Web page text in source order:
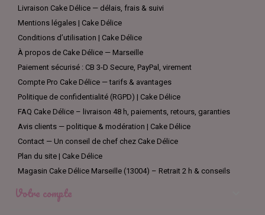
Livraison Cake Délice — délais, frais & suivi
Mentions légales | Cake Délice
Conditions d’utilisation | Cake Délice
À propos de Cake Délice — Marseille
Paiement sécurisé : CB 3-D Secure, PayPal, virement
Compte Pro Cake Délice — tarifs & avantages
Politique de confidentialité (RGPD) | Cake Délice
FAQ Cake Délice – livraison 48 h, paiements, retours, garanties
Avis clients — politique & modération | Cake Délice
Contact — Un conseil de chef chez Cake Délice
Plan du site | Cake Délice
Magasin Cake Délice Marseille (13004) – Retrait 2 h & conseils
Votre compte